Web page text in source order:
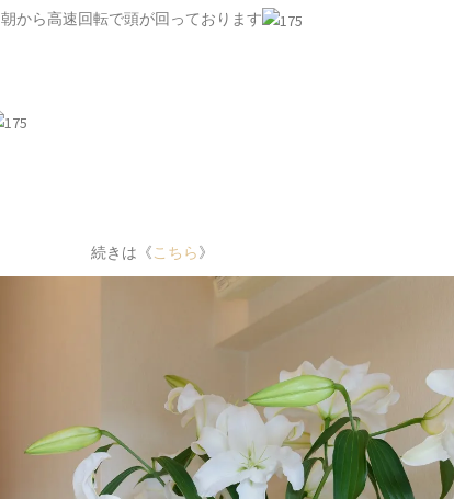
朝から高速回転で頭が回っております
続きは《こちら》